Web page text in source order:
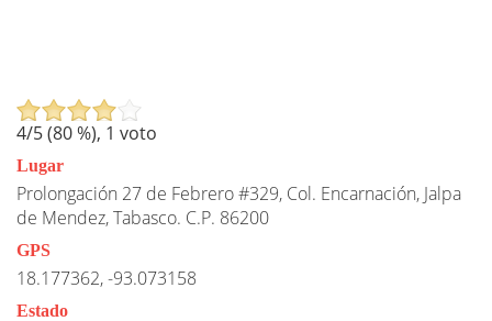
4/5 (80%), 1 voto
Lugar
Prolongación 27 de Febrero #329, Col. Encarnación, Jalpa
de Mendez, Tabasco. C.P. 86200
GPS
18.177362, -93.073158
Estado